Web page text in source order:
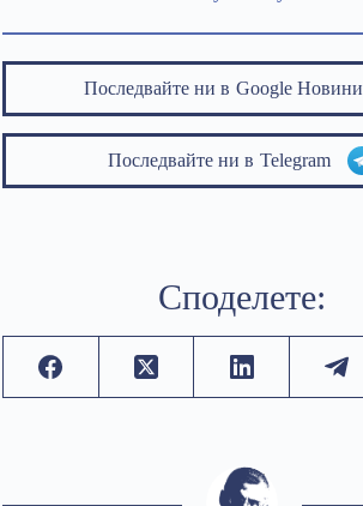
Последвайте ни в Google Новини
Последвайте ни в Telegram
Споделете: